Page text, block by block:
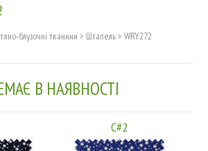
блузочні тканини > Штапель> WRY272
В НАЯВНОСТІ
C#2